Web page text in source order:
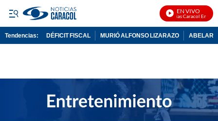
EN VIVO
Noticias Caracol En Vivo
Tendencias: DÉFICIT FISCAL MURIÓ ALFONSO LIZARAZO